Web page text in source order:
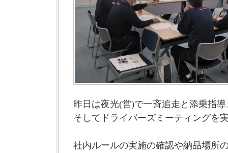
昨日は夜光(営)で一斉追走と添乗指導
そしてドライバーズミーティングを
社内ルールの実施の確認や納品場所